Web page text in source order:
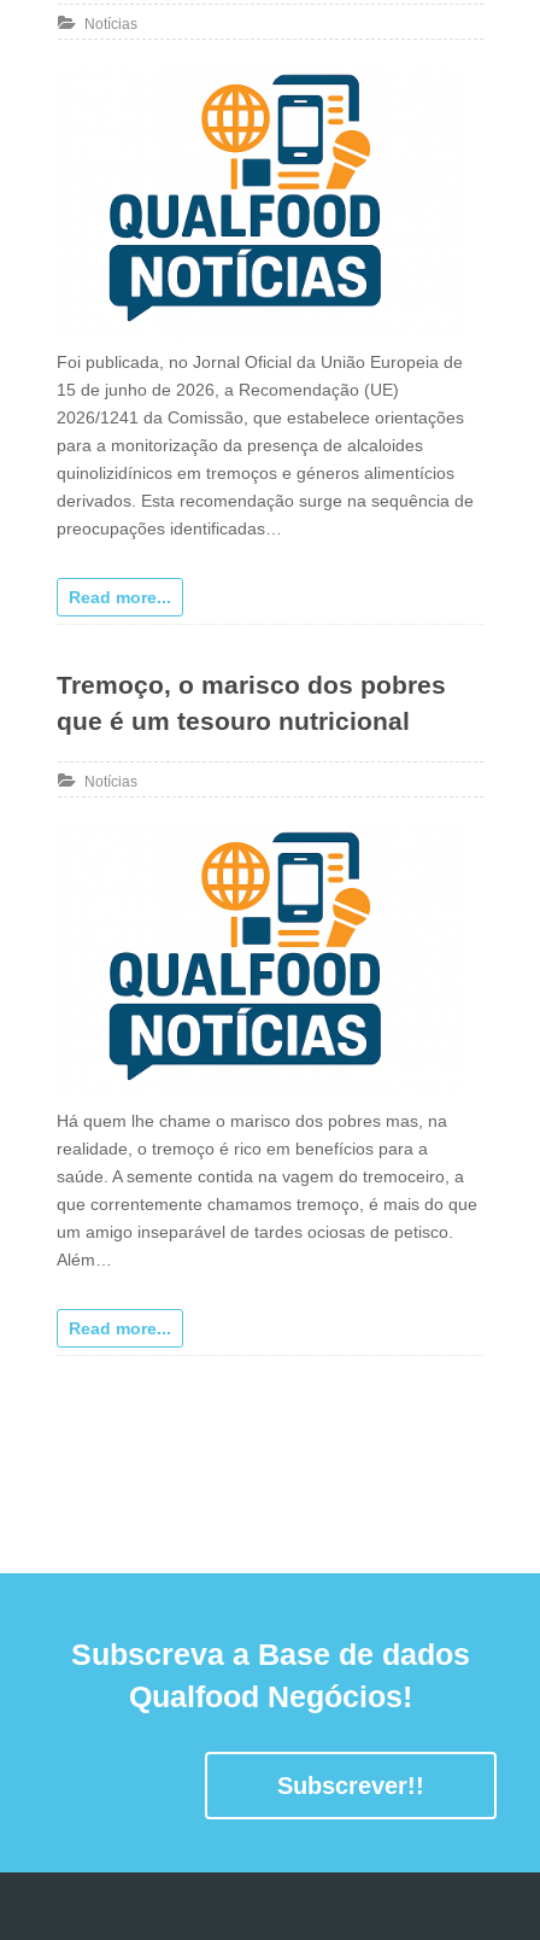
Notícias
Foi publicada, no Jornal Oficial da União Europeia de
15 de junho de 2026, a Recomendação (UE)
2026/1241 da Comissão, que estabelece orientações
para a monitorização da presença de alcaloides
quinolizidínicos em tremoços e géneros alimentícios
derivados. Esta recomendação surge na sequência de
preocupações identificadas…
Read more...
Tremoço, o marisco dos pobres
que é um tesouro nutricional
Notícias
Há quem lhe chame o marisco dos pobres mas, na
realidade, o tremoço é rico em benefícios para a
saúde. A semente contida na vagem do tremoceiro, a
que correntemente chamamos tremoço, é mais do que
um amigo inseparável de tardes ociosas de petisco.
Além…
Read more...
Subscreva a Base de dados
Qualfood Negócios!
Subscrever!!